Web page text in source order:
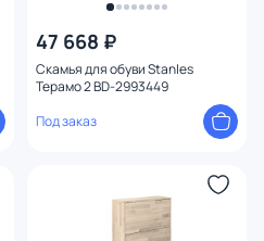
47 668 ₽
Скамья для обуви Stanles
Терамо 2 BD-2993449
Под заказ